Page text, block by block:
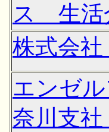
ス 生活
株式会
エンゼ
奈川支